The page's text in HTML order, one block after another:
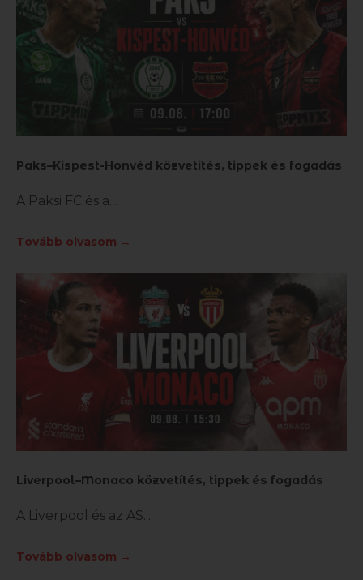
Paks–Kispest-Honvéd közvetítés, tippek és fogadás
A Paksi FC és a
Tovább olvasom →
Liverpool–Monaco közvetítés, tippek és fogadás
A Liverpool és az AS
Tovább olvasom →